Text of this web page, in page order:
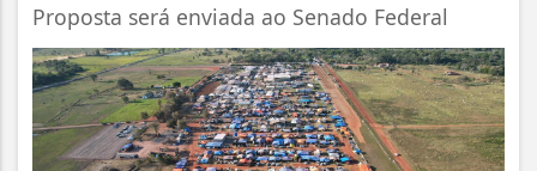
Proposta será enviada ao Senado Federal